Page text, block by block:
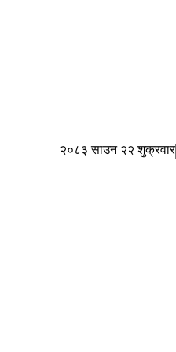
२०८३ साउन २२ शुक्रवार